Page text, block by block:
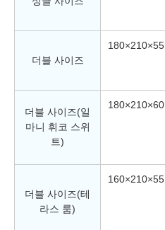
더블 사이즈
180×210×55
더블 사이즈(일
마니 휘코 스위
트)
180×210×60
더블 사이즈(테
라스 룸)
160×210×55